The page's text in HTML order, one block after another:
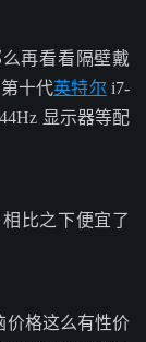
再看看隔壁戴
十代英特尔 i7-
显示器等配
比之下便宜了
价格这么有性价